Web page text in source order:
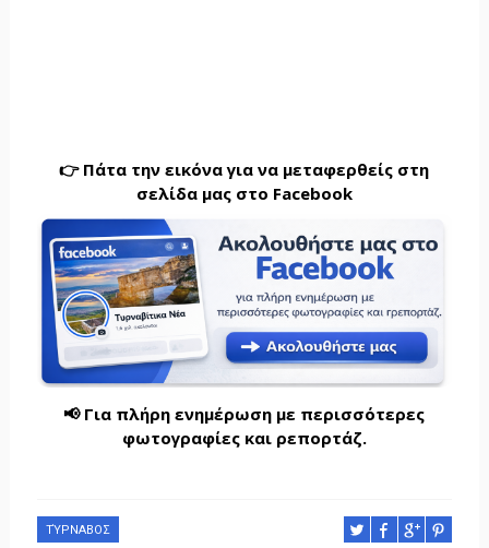
👉 Πάτα την εικόνα για να μεταφερθείς στη
σελίδα μας στο Facebook
📢 Για πλήρη ενημέρωση με περισσότερες
φωτογραφίες και ρεπορτάζ.
ΤΎΡΝΑΒΟΣ